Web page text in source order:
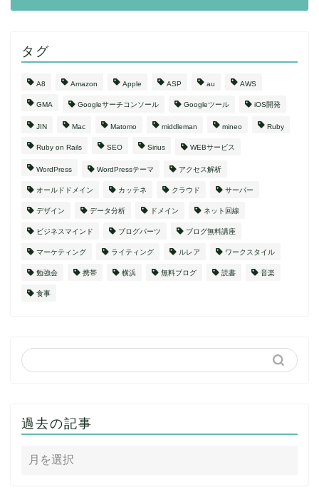
タグ
A8 Amazon Apple ASP au AWS
GMA Googleサーチコンソール Googleツール iOS開発
JIN Mac Matomo middleman mineo Ruby
Ruby on Rails SEO Sirius WEBサービス
WordPress WordPressテーマ アクセス解析
オールドドメイン カッテネ クラウド サーバー
デザイン データ分析 ドメイン ネット回線
ビジネスマインド ブログパーツ ブログ無料講座
マーケティング ライティング ルレア ワークスタイル
勉強会 携帯 横浜 無料ブログ 読書 音楽
食事
過去の記事